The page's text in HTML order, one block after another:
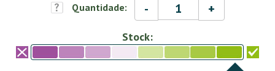
Quantidade: - +
Stock: